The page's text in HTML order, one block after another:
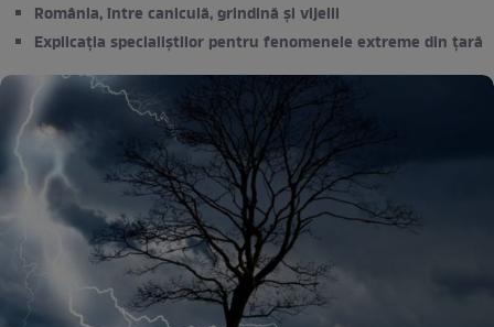
România, între caniculă, grindină și vijelii
Explicația specialiștilor pentru fenomenele extreme din țară